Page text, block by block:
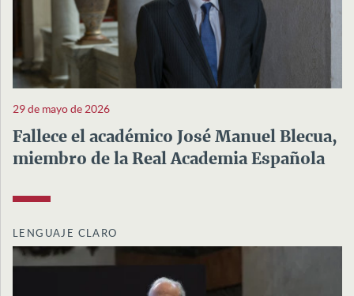
29 de mayo de 2026
Fallece el académico José Manuel Blecua,
miembro de la Real Academia Española
LENGUAJE CLARO